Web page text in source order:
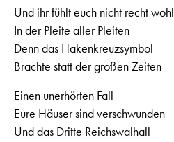
Und ihr fühlt euch nicht recht wohl
In der Pleite aller Pleiten
Denn das Hakenkreuzsymbol
Brachte statt der großen Zeiten
Einen unerhörten Fall
Eure Häuser sind verschwunden
Und das Dritte Reichswalhall